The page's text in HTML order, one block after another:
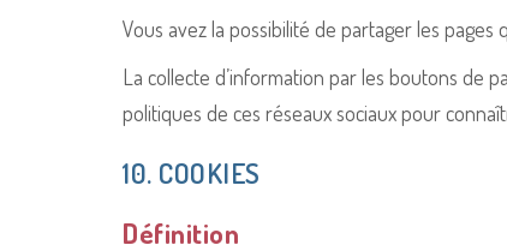
Vous avez la possibilité de partager les
La collecte d’information par les boutons de
politiques de ces réseaux sociaux pour
10. COOKIES
Définition